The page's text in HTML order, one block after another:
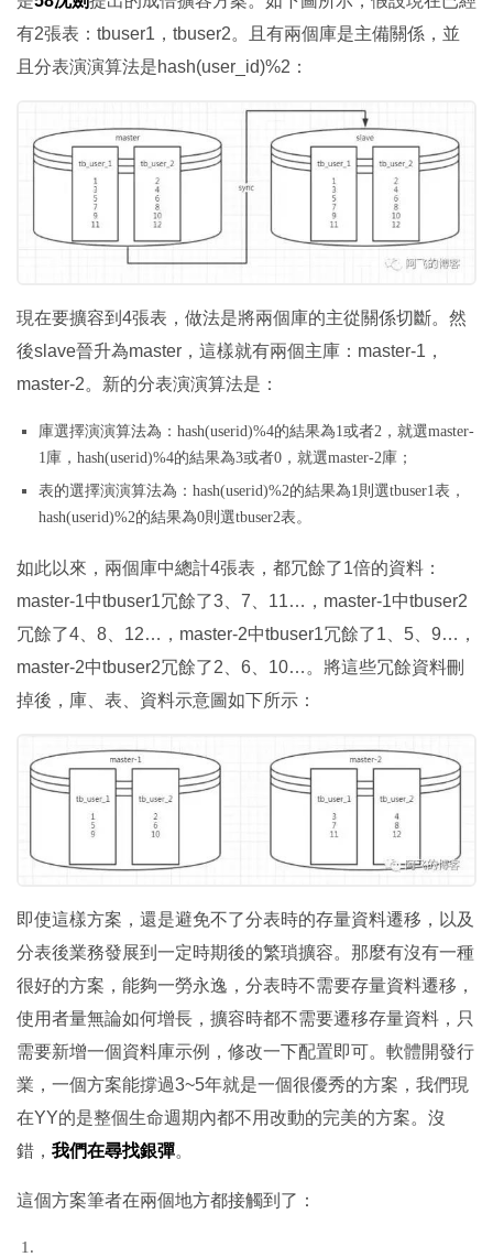
有2張表：tbuser1，tbuser2。且有兩個庫是主備關係，並
且分表演演算法是hash(user_id)%2：
現在要擴容到4張表，做法是將兩個庫的主從關係切斷。然
後slave晉升為master，這樣就有兩個主庫：master-1，
master-2。新的分表演演算法是：
庫選擇演演算法為：hash(userid)%4的結果為1或者2，就選master-
1庫，hash(userid)%4的結果為3或者0，就選master-2庫；
表的選擇演演算法為：hash(userid)%2的結果為1則選tbuser1表，
hash(userid)%2的結果為0則選tbuser2表。
如此以來，兩個庫中總計4張表，都冗餘了1倍的資料：
master-1中tbuser1冗餘了3、7、11…，master-1中tbuser2
冗餘了4、8、12…，master-2中tbuser1冗餘了1、5、9…，
master-2中tbuser2冗餘了2、6、10…。將這些冗餘資料刪
掉後，庫、表、資料示意圖如下所示：
即使這樣方案，還是避免不了分表時的存量資料遷移，以及
分表後業務發展到一定時期後的繁瑣擴容。那麼有沒有一種
很好的方案，能夠一勞永逸，分表時不需要存量資料遷移，
使用者量無論如何增長，擴容時都不需要遷移存量資料，只
需要新增一個資料庫示例，修改一下配置即可。軟體開發行
業，一個方案能撐過3~5年就是一個很優秀的方案，我們現
在YY的是整個生命週期內都不用改動的完美的方案。沒
錯， 我們在尋找銀彈。
這個方案筆者在兩個地方都接觸到了：